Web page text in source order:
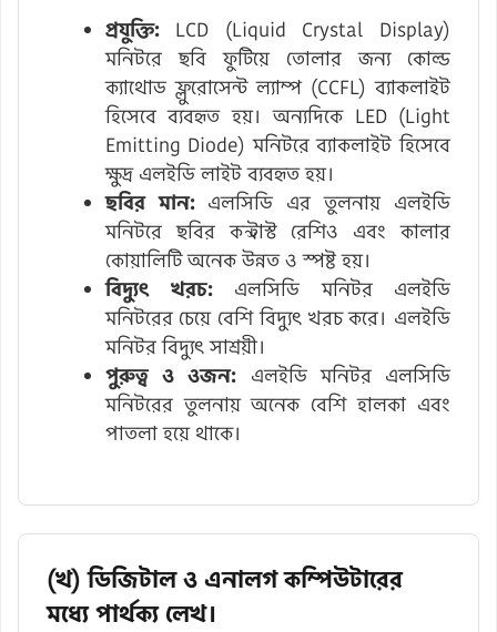
প্রযুক্তি:LCD (Liquid Crystal Display)
মনিটরে ছবি ফুটিয়ে তোলার জন্য কোল্ড
ক্যাথোড ফ্লুরোসেন্ট ল্যাম্প (CCFL) ব্যাকলাইট
হিসেবে ব্যবহৃত হয়। অন্যদিকে LED (Light
Emitting Diode) মনিটরে ব্যাকলাইট হিসেবে
ক্ষুদ্র এলইডি লাইট ব্যবহৃত হয়।
ছবির মান:এলসিডি এর তুলনায় এলইডি
মনিটরে ছবির কন্ট্রাস্ট রেশিও এবং কালার
কোয়ালিটি অনেক উন্নত ও স্পষ্ট হয়।
বিদ্যুৎ খরচ: এলসিডি মনিটর এলইডি
মনিটরের চেয়ে বেশি বিদ্যুৎ খরচ করে। এলইডি
মনিটর বিদ্যুৎ সাশ্রয়ী।
পুরুত্ব ও ওজন: এলইডি মনিটর এলসিডি
মনিটরের তুলনায় অনেক বেশি হালকা এবং
পাতলা হয়ে থাকে।
(খ) ডিজিটাল ও এনালগ কম্পিউটারের
মধ্যে পার্থক্য লেখ।